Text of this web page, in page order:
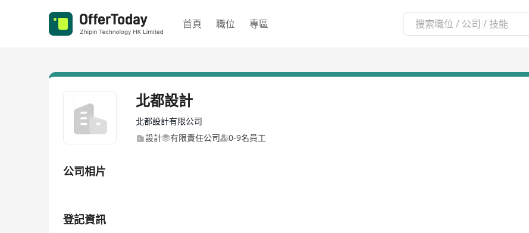
首頁 職位 專區
北都設計
北都設計有限公司
設計
有限責任公司 0-9名員工
公司相片
登記資訊